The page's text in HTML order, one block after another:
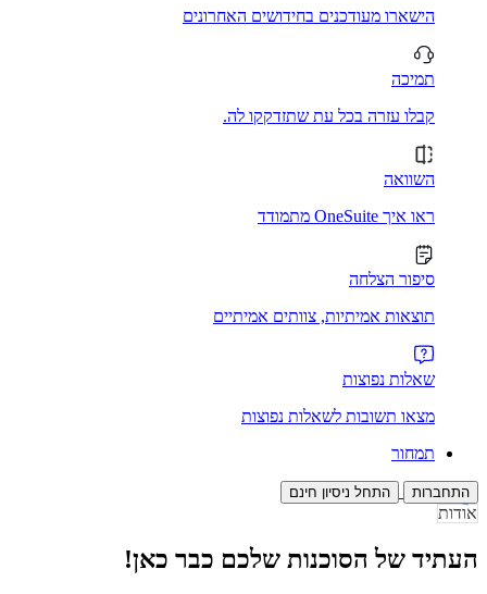
הישארו מעודכנים בחידושים האחרונים
תמיכה
קבלו עזרה בכל עת שתזדקקו לה.
השוואה
ראו איך OneSuite מתמודד
סיפור הצלחה
תוצאות אמיתיות, צוותים אמיתיים
שאלות נפוצות
מצאו תשובות לשאלות נפוצות
תמחור
התחברות התחל ניסיון חינם
אודות
העתיד של הסוכנות שלכם כבר כאן!